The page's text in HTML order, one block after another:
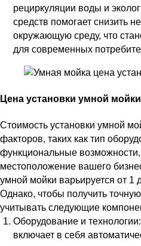
рециркуляции воды и
средств помогает снизить
окружающую среду, что
для современных
Цена установки умной мойки
Стоимость установки умной
факторов, таких как тип
функциональные
местоположение вашего
умной мойки варьируется от 1
Однако, чтобы получить
учитывать следующие
Оборудование и
включает в себя